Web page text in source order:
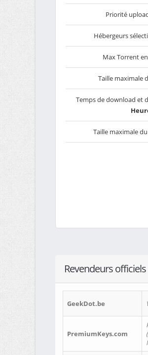
Priorité
Hébergeurs
Max Torrent
Taille maximale
Temps de download et
Taille maximale
Revendeurs officiels
GeekDot.be
PremiumKeys.com